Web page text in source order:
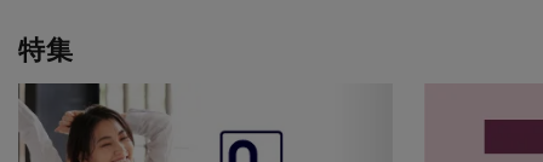
特集